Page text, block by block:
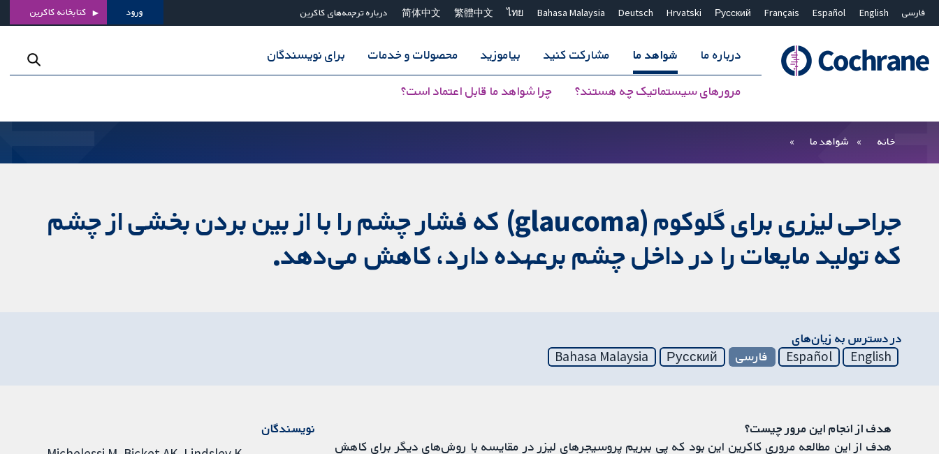
فارسی English
Español
Français
Русский
Hrvatski
Deutsch
Bahasa Malaysia
ไทย
繁體中文
简体中文 درباره ترجمه‌های کاکرین ورود کتابخانه کاکرین
درباره ما شواهد ما
مرورهای سیستماتیک چه هستند؟ چرا شواهد ما قابل اعتماد است؟
مشارکت کنید بیاموزید محصولات و خدمات برای نویسندگان
بستن جستجو ✖
خانه شواهد ما
جراحی لیزری برای گلوکوم (glaucoma) که فشار چشم را با از بین بردن بخشی از چشم
که تولید مایعات را در داخل چشم برعهده دارد، کاهش می‌دهد.
در دسترس به زیان‌های
English
Español فارسی Русский
Bahasa Malaysia
هدف از انجام این مرور چیست؟
هدف از این مطالعه مروری کاکرین این بود که پی ببریم پروسیجرهای لیزر در مقایسه با روش‌های دیگر برای کاهش
نویسندگان